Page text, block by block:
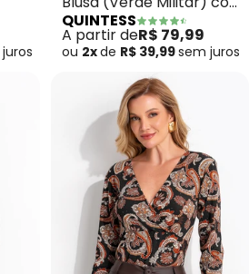
juros
Mangas 3/4
QUINTESS
A partir deR$ 79,99
ou 2xde R$ 39,99sem juros